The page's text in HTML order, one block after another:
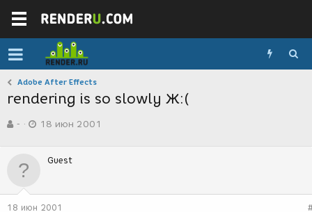
Adobe After Effects
rendering is so slowly Ж:(
в
р
м
-
а
д
18 июн 2001
Guest
18 июн 2001